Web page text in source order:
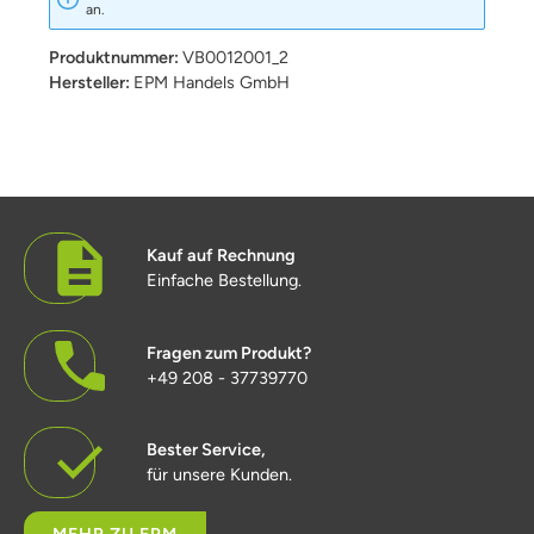
an.
Produktnummer: VB0012001_2
Hersteller: EPM Handels GmbH
Kauf auf Rechnung
Einfache Bestellung.
Fragen zum Produkt?
+49 208 - 37739770
Bester Service,
für unsere Kunden.